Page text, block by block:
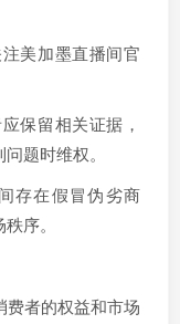
美加墨直播间官
保留相关证据，
题时维权。
存在假冒伪劣商
序。
费者的权益和市场